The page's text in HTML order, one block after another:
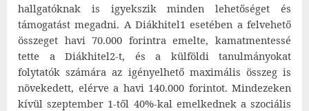
hallgatóknak is igyekszik minden lehetőséget és
támogatást megadni. A Diákhitel1 esetében a felvehető
összeget havi 70.000 forintra emelte, kamatmentessé
tette a Diákhitel2-t, és a külföldi tanulmányokat
folytatók számára az igényelhető maximális összeg is
növekedett, elérve a havi 140.000 forintot. Mindezeken
kívül szeptember 1-től 40%-kal emelkednek a szociális